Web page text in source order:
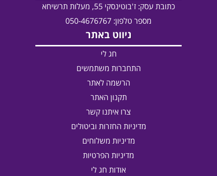
כתובת עסק: ז'בוטינסקי 55, מעלות תרשיחא
מספר טלפון: 050-4676767
ניווט באתר
חג לי
התחברות משתמשים
הרשמה לאתר
תקנון האתר
צרו איתנו קשר
מדיניות החזרות וביטולים
מדיניות משלוחים
מדיניות הפרטיות
אודות חג לי